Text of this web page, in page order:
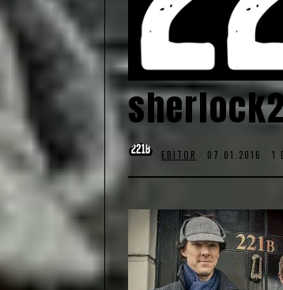
EDITOR 07.01.2016 1